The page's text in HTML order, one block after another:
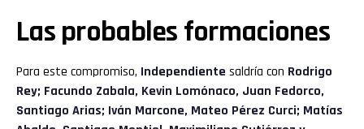
Las probables formaciones
Para este compromiso, Independiente saldría con Rodrigo
Rey; Facundo Zabala, Kevin Lomónaco, Juan Fedorco,
Santiago Arias; Iván Marcone, Mateo Pérez Curci; Matías